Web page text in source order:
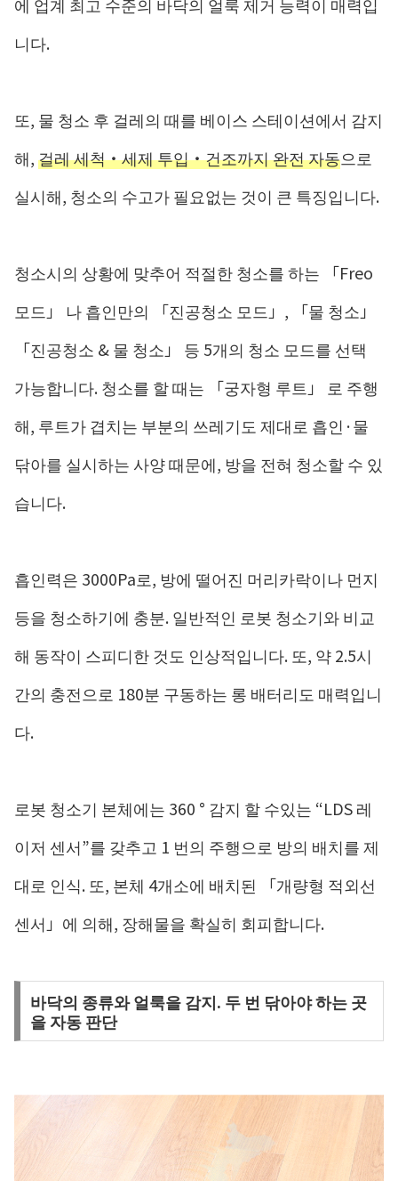
니다.
또, 물 청소 후 걸레의 때를 베이스 스테이션에서 감지
해,걸레 세척・세제 투입・건조까지 완전 자동으로
실시해, 청소의 수고가 필요없는 것이 큰 특징입니다.
청소시의 상황에 맞추어 적절한 청소를 하는 「Freo
모드」 나 흡인만의 「진공청소 모드」, 「물 청소」
「진공청소 & 물 청소」 등 5개의 청소 모드를 선택
가능합니다. 청소를 할 때는 「궁자형 루트」 로 주행
해, 루트가 겹치는 부분의 쓰레기도 제대로 흡인·물
닦아를 실시하는 사양 때문에, 방을 전혀 청소할 수 있
습니다.
흡인력은 3000Pa로, 방에 떨어진 머리카락이나 먼지
등을 청소하기에 충분. 일반적인 로봇 청소기와 비교
해 동작이 스피디한 것도 인상적입니다. 또, 약 2.5시
간의 충전으로 180분 구동하는 롱 배터리도 매력입니
다.
로봇 청소기 본체에는 360 ° 감지 할 수있는 “LDS 레
이저 센서”를 갖추고 1 번의 주행으로 방의 배치를 제
대로 인식. 또, 본체 4개소에 배치된 「개량형 적외선
센서」에 의해, 장해물을 확실히 회피합니다.
바닥의 ​​종류와 얼룩을 감지. 두 번 닦아야 하는 곳
을 자동 판단